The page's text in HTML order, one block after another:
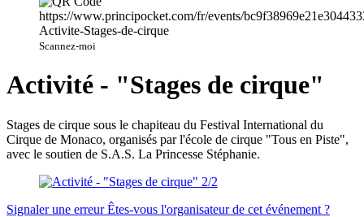
Scannez-moi
Activité - "Stages de cirque"
Stages de cirque sous le chapiteau du Festival International du
Cirque de Monaco, organisés par l'école de cirque "Tous en Piste",
avec le soutien de S.A.S. La Princesse Stéphanie.
Signaler une erreurÊtes-vous l'organisateur de cet événement ?